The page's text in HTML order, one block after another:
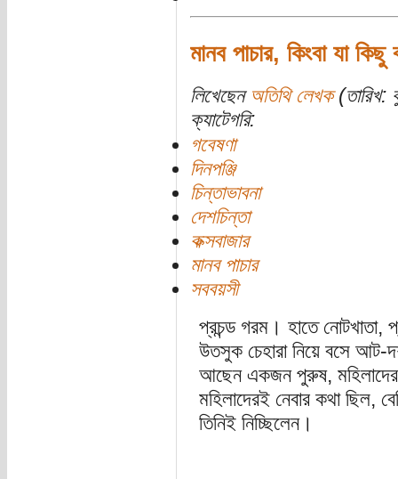
মানব পাচার, কিংবা যা
লিখেছেন অতিথি লেখক(তারিখ:
ক্যাটেগরি:
গবেষণা
দিনপঞ্জি
চিন্তাভাবনা
দেশচিন্তা
কক্সবাজার
মানব পাচার
সববয়সী
প্রচন্ড গরম। হাতে নোটখাতা,
উতসুক চেহারা নিয়ে বসে আট-
আছেন একজন পুরুষ, মহিলাদের
মহিলাদেরই নেবার কথা ছিল,
তিনিই নিচ্ছিলেন।